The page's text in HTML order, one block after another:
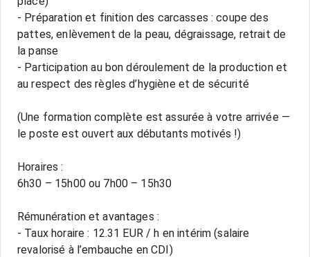
- Préparation et finition des carcasses : coupe des
pattes, enlèvement de la peau, dégraissage, retrait de
la panse
- Participation au bon déroulement de la production et
au respect des règles d’hygiène et de sécurité
(Une formation complète est assurée à votre arrivée —
le poste est ouvert aux débutants motivés !)
Horaires :
6h30 – 15h00 ou 7h00 – 15h30
Rémunération et avantages :
- Taux horaire : 12.31 EUR / h en intérim (salaire
revalorisé à l’embauche en CDI)